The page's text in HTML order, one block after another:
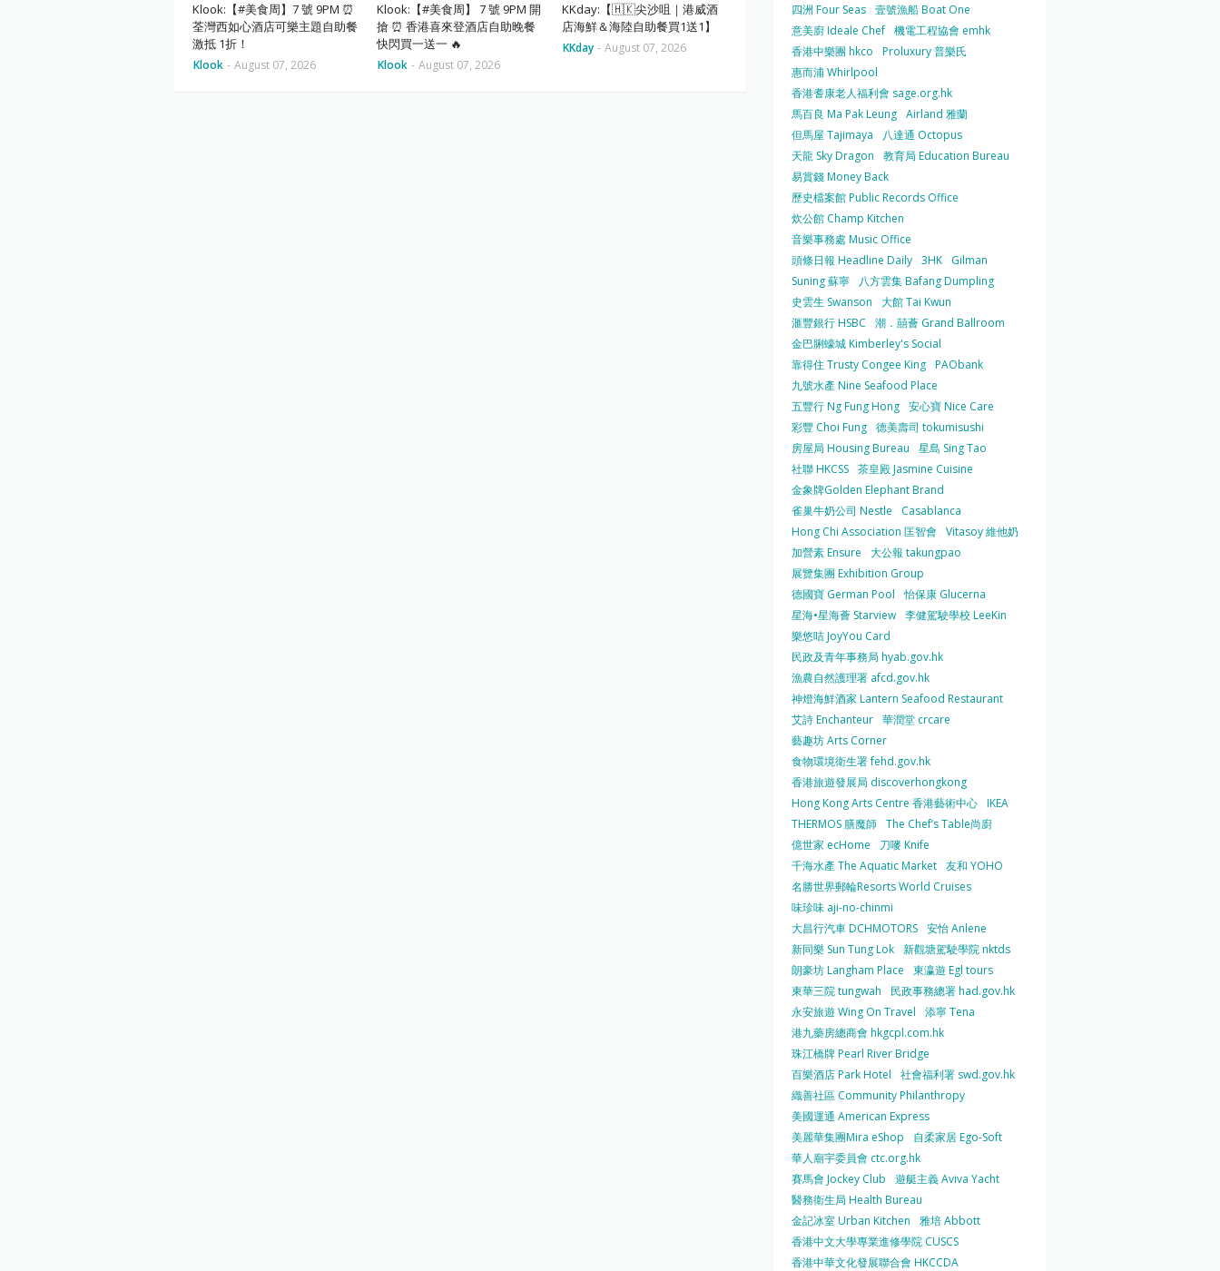
Klook:【#美食周】7 號 9PM ⏰
荃灣西如心酒店可樂主題自助餐
激抵 1折！
Klook - August 07, 2026
Klook:【#美食周】 7 號 9PM 開
搶 ⏰ 香港喜來登酒店自助晚餐
快閃買一送一 🔥
Klook - August 07, 2026
KKday:【🇭🇰尖沙咀｜港威酒
店海鮮＆海陸自助餐買1送1】
KKday - August 07, 2026
四洲 Four Seas 壹號漁船 Boat One
意美廚 Ideale Chef 機電工程協會 emhk
香港中樂團 hkco
Proluxury 普樂氏
惠而浦 Whirlpool
香港耆康老人福利會 sage.org.hk
馬百良 Ma Pak Leung Airland 雅蘭
但馬屋 Tajimaya
八達通 Octopus
天龍 Sky Dragon
教育局 Education Bureau
易賞錢 Money Back
歷史檔案館 Public Records Office
炊公館 Champ Kitchen
音樂事務處 Music Office
頭條日報 Headline Daily 3HK
Gilman
Suning 蘇寧
八方雲集 Bafang Dumpling
史雲生 Swanson
大館 Tai Kwun
滙豐銀行 HSBC
潮．囍薈 Grand Ballroom
金巴脷蠔城 Kimberley's Social
靠得住 Trusty Congee King PAObank
九號水產 Nine Seafood Place
五豐行 Ng Fung Hong 安心寶 Nice Care
彩豐 Choi Fung 德美壽司 tokumisushi
房屋局 Housing Bureau
星島 Sing Tao
社聯 HKCSS 茶皇殿 Jasmine Cuisine
金象牌Golden Elephant Brand
雀巢牛奶公司 Nestle
Casablanca
Hong Chi Association 匡智會
Vitasoy 維他奶
加營素 Ensure
大公報 takungpao
展覽集團 Exhibition Group
德國寶 German Pool
怡保康 Glucerna
星海•星海薈 Starview 李健駕駛學校 LeeKin
樂悠咭 JoyYou Card
民政及青年事務局 hyab.gov.hk
漁農自然護理署 afcd.gov.hk
神燈海鮮酒家 Lantern Seafood Restaurant
艾詩 Enchanteur 華潤堂 crcare
藝趣坊 Arts Corner
食物環境衛生署 fehd.gov.hk
香港旅遊發展局 discoverhongkong
Hong Kong Arts Centre 香港藝術中心 IKEA
THERMOS 膳魔師 The Chef’s Table尚廚
億世家 ecHome
刀嘜 Knife
千海水產 The Aquatic Market 友和 YOHO
名勝世界郵輪Resorts World Cruises
味珍味 aji-no-chinmi
大昌行汽車 DCHMOTORS 安怡 Anlene
新同樂 Sun Tung Lok 新觀塘駕駛學院 nktds
朗豪坊 Langham Place
東瀛遊 Egl tours
東華三院 tungwah
民政事務總署 had.gov.hk
永安旅遊 Wing On Travel
添寧 Tena
港九藥房總商會 hkgcpl.com.hk
珠江橋牌 Pearl River Bridge
百樂酒店 Park Hotel
社會福利署 swd.gov.hk
織善社區 Community Philanthropy
美國運通 American Express
美麗華集團Mira eShop
自柔家居 Ego-Soft
華人廟宇委員會 ctc.org.hk
賽馬會 Jockey Club
遊艇主義 Aviva Yacht
醫務衛生局 Health Bureau
金記冰室 Urban Kitchen
雅培 Abbott
香港中文大學專業進修學院 CUSCS
香港中華文化發展聯合會 HKCCDA